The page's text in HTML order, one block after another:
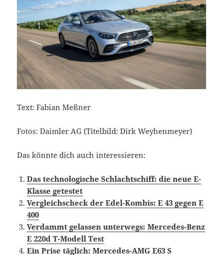
Text: Fabian Meßner
Fotos: Daimler AG (Titelbild: Dirk Weyhenmeyer)
Das könnte dich auch interessieren:
Das technologische Schlachtschiff: die neue E-
Klasse getestet
Vergleichscheck der Edel-Kombis: E 43 gegen E
400
Verdammt gelassen unterwegs: Mercedes-Benz
E 220d T-Modell Test
Ein Prise täglich: Mercedes-AMG E63 S